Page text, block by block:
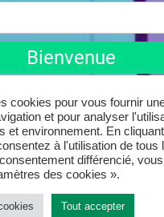
Bienvenue
enfants et environnement |
réservés
cookies pour vous fournir
et pour analyser
et environnement. En
à l'utilisation de tous
différencié,
des cookies ».
Tout accepter